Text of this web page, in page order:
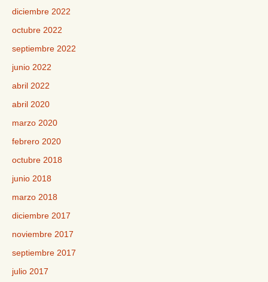
diciembre 2022
octubre 2022
septiembre 2022
junio 2022
abril 2022
abril 2020
marzo 2020
febrero 2020
octubre 2018
junio 2018
marzo 2018
diciembre 2017
noviembre 2017
septiembre 2017
julio 2017